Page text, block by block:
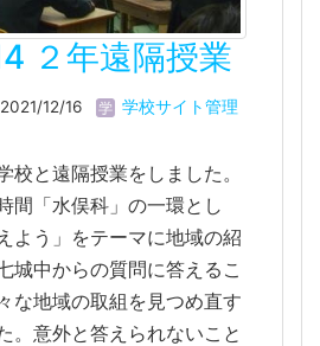
２年遠隔授業
12/16
学校サイト管理
校と遠隔授業をしました。
間「水俣科」の一環とし
よう」をテーマに地域の紹
城中からの質問に答えるこ
な地域の取組を見つめ直す
。意外と答えられないこと